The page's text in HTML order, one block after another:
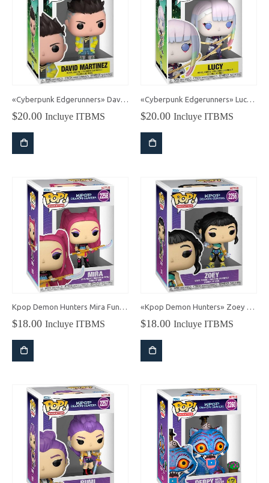
$20.00 Incluye ITBMS $20.00 Incluye ITBMS
Kpop Demon Hunters Mira Funko Pop!
$18.00 Incluye ITBMS
«Kpop Demon Hunters» Zoey Funko Pop!
$18.00 Incluye ITBMS